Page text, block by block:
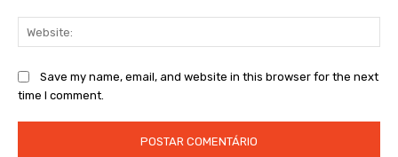
Save my name, email, and website in this browser for the next
time I comment.